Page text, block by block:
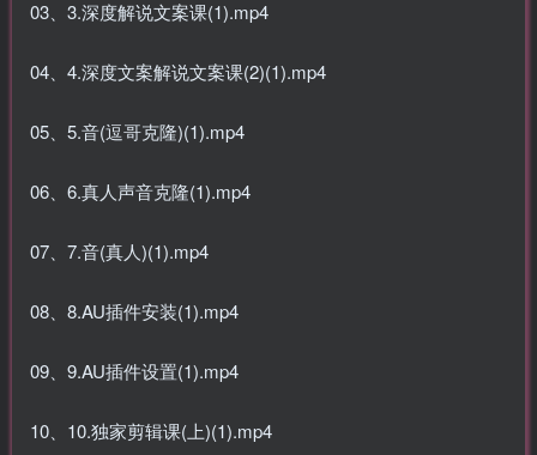
03、3.深度解说文案课(1).mp4
04、4.深度文案解说文案课(2)(1).mp4
05、5.音(逗哥克隆)(1).mp4
06、6.真人声音克隆(1).mp4
07、7.音(真人)(1).mp4
08、8.AU插件安装(1).mp4
09、9.AU插件设置(1).mp4
10、10.独家剪辑课(上)(1).mp4